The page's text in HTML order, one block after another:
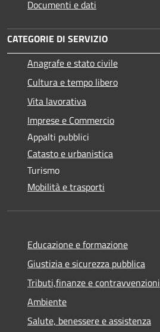
Documenti e dati
CATEGORIE DI SERVIZIO
Anagrafe e stato civile
Cultura e tempo libero
Vita lavorativa
Imprese e Commercio
Appalti pubblici
Catasto e urbanistica
Turismo
Mobilità e trasporti
Educazione e formazione
Giustizia e sicurezza pubblica
Tributi,finanze e contravvenzioni
Ambiente
Salute, benessere e assistenza